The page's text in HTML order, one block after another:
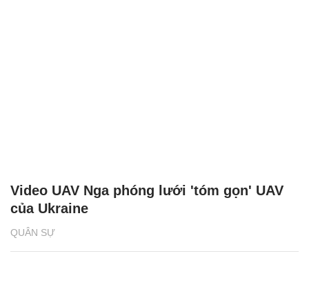
QUÂN SỰ
Video UAV Nga phóng lưới 'tóm gọn' UAV
của Ukraine